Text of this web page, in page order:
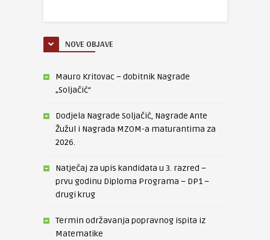
NOVE OBJAVE
Mauro Kritovac – dobitnik Nagrade
„Soljačić“
Dodjela Nagrade Soljačić, Nagrade Ante
Žužul i Nagrada MZOM-a maturantima za
2026.
Natječaj za upis kandidata u 3. razred –
prvu godinu Diploma Programa – DP1 –
drugi krug
Termin održavanja popravnog ispita iz
Matematike